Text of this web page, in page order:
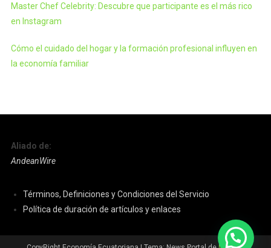
Master Chef Celebrity: Descubre que participante es el más rico
en Instagram
Cómo el cuidado del hogar y la formación profesional influyen en
la economía familiar
Aliado de:
AndeanWire
Términos, Definiciones y Condiciones del Servicio
Política de duración de artículos y enlaces